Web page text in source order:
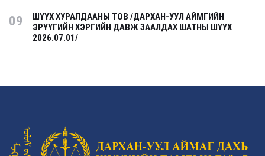
09
ШҮҮХ ХУРАЛДААНЫ ТОВ /ДАРХАН-УУЛ АЙМГИЙН
ЭРҮҮГИЙН ХЭРГИЙН ДАВЖ ЗААЛДАХ ШАТНЫ ШҮҮХ
2026.07.01/